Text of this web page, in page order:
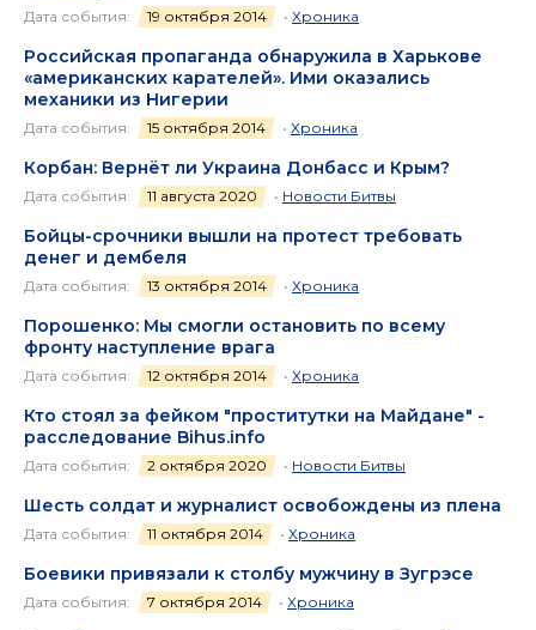
Дата события: 19 октября 2014 • Хроника
Российская пропаганда обнаружила в Харькове
«американских карателей». Ими оказались
механики из Нигерии
Дата события: 15 октября 2014 • Хроника
Корбан: Вернёт ли Украина Донбасс и Крым?
Дата события: 11 августа 2020 • Новости Битвы
Бойцы-срочники вышли на протест требовать
денег и дембеля
Дата события: 13 октября 2014 • Хроника
Порошенко: Мы смогли остановить по всему
фронту наступление врага
Дата события: 12 октября 2014 • Хроника
Кто стоял за фейком "проститутки на Майдане" -
расследование Bihus.info
Дата события: 2 октября 2020 • Новости Битвы
Шесть солдат и журналист освобождены из плена
Дата события: 11 октября 2014 • Хроника
Боевики привязали к столбу мужчину в Зугрэсе
Дата события: 7 октября 2014 • Хроника